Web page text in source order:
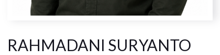
RAHMADANI SURYANTO